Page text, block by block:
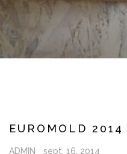
EUROMOLD
ADMIN sept. 16, 2014